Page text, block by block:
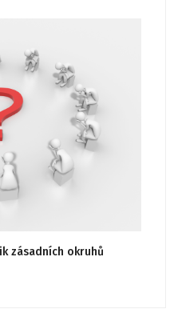
zásadních okruhů